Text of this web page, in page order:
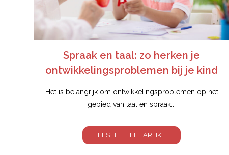
Spraak en taal: zo herken je
ontwikkelingsproblemen bij je kind
Het is belangrijk om ontwikkelingsproblemen op het
gebied van taal en spraak...
LEES HET HELE ARTIKEL